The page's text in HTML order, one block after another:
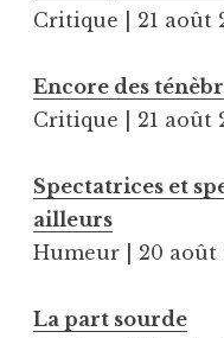
Critique | 21 août
Encore des
Critique | 21 août
Spectatrices et
ailleurs
Humeur | 20 août
La part sourde